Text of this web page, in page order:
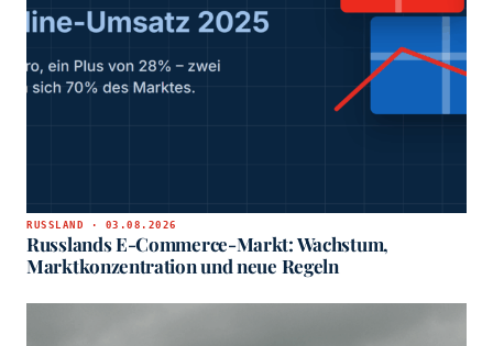
RUSSLAND · 03.08.2026
Russlands E-Commerce-Markt: Wachstum,
Marktkonzentration und neue Regeln